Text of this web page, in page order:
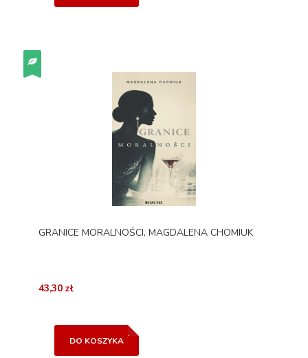
GRANICE MORALNOŚCI, MAGDALENA CHOMIUK
43,30 zł
DO KOSZYKA